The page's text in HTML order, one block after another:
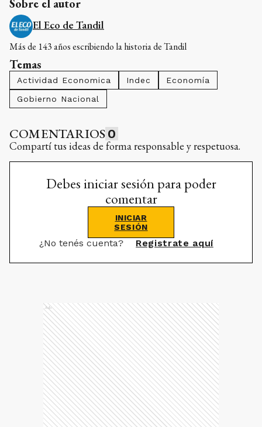
Sobre el autor
El Eco de Tandil
Más de 143 años escribiendo la historia de Tandil
Temas
Actividad Economica Indec
Economía
Gobierno Nacional
COMENTARIOS 0
Compartí tus ideas de forma responsable y respetuosa.
Debes iniciar sesión para poder
comentar
INICIAR
SESIÓN
¿No tenés cuenta? Registrate aquí
Ads